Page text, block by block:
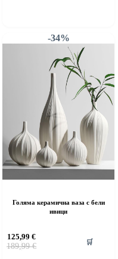
-34%
Голяма керамична ваза с бели
ивици
189,99€
Original
125,99€
Текущата
🛒